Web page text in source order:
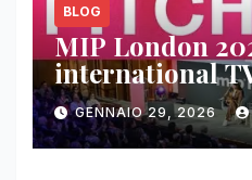
BLOG
MIP London
international
streaming
GENNAIO 29, 2026